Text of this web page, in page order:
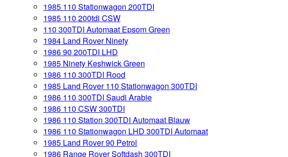
1985 110 Stationwagon 200TDI
1985 110 200tdi CSW
110 300TDI Automaat Epsom Green
1984 Land Rover Ninety
1986 90 200TDI LHD
1985 Ninety Keshwick Green
1986 110 300TDI Rood
1985 Land Rover 110 Stationwagon 300TDI
1986 110 300TDI Saudi Arabie
1986 110 CSW 300TDI
1986 110 Station 300TDI Automaat Blauw
1986 110 Stationwagon LHD 300TDI Automaat
1985 Land Rover 90 Petrol
1986 Range Rover Softdash 300TDI